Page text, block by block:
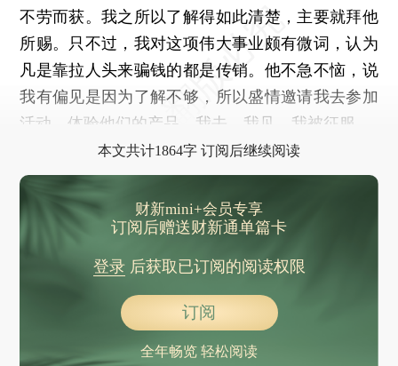
不劳而获。我之所以了解得如此清楚，主要就拜他
所赐。只不过，我对这项伟大事业颇有微词，认为
凡是靠拉人头来骗钱的都是传销。他不急不恼，说
我有偏见是因为了解不够，所以盛情邀请我去参加
活动，体验他们的产品。我去，我见，我被征服。
本文共计1864字 订阅后继续阅读
财新mini+会员专享
订阅后赠送财新通单篇卡
登录后获取已订阅的阅读权限
订阅
全年畅览 轻松阅读